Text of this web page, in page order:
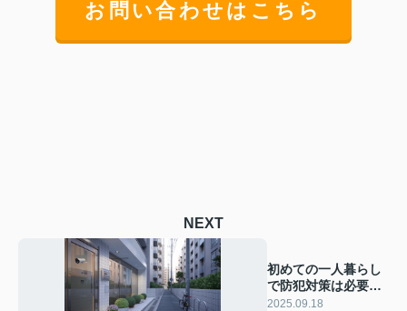
お問い合わせはこちら
NEXT
初めての一人暮らし
で防犯対策は必要？
安心を守るコツやお
2025.09.18